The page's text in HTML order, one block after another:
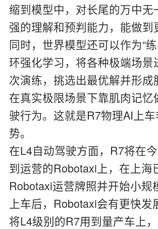
缩到模型中，对长尾的万中无
强的理解和预判能力，能做到
同时，世界模型还可以作为“
环强化学习，将各种极端场景
次演练，挑选出最优解并形成
在真实极限场景下靠肌肉记忆
驶行为。这就是R7物理AI上
势。
在L4自动驾驶方面，R7将在
到运营的Robotaxi上，在上海
Robotaxi运营牌照并开始小规
上车后，Robotaxi会有更快发
将L4级别的R7用到量产车上